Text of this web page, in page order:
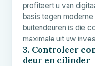
profiteert u van
basis tegen
buitendeuren is die
maximale uit uw
3. Controleer
deur en cilinder